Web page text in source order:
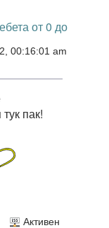
от 0 до
00:16:01 am
пак!
Активен